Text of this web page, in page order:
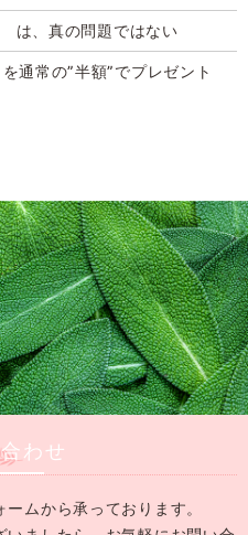
、真の問題ではない
通常の”半額”でプレゼント
わせ
ムから承っております。